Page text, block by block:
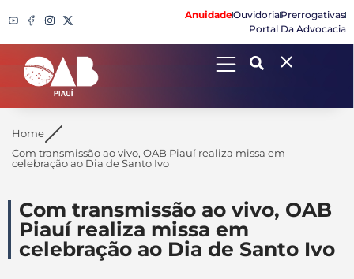
AnuidadeOuvidoriaPrerrogativas
Portal Da Advocacia
Search
Home
Com transmissão ao vivo, OAB Piauí realiza missa em
celebração ao Dia de Santo Ivo
Com transmissão ao vivo, OAB
Piauí realiza missa em
celebração ao Dia de Santo Ivo